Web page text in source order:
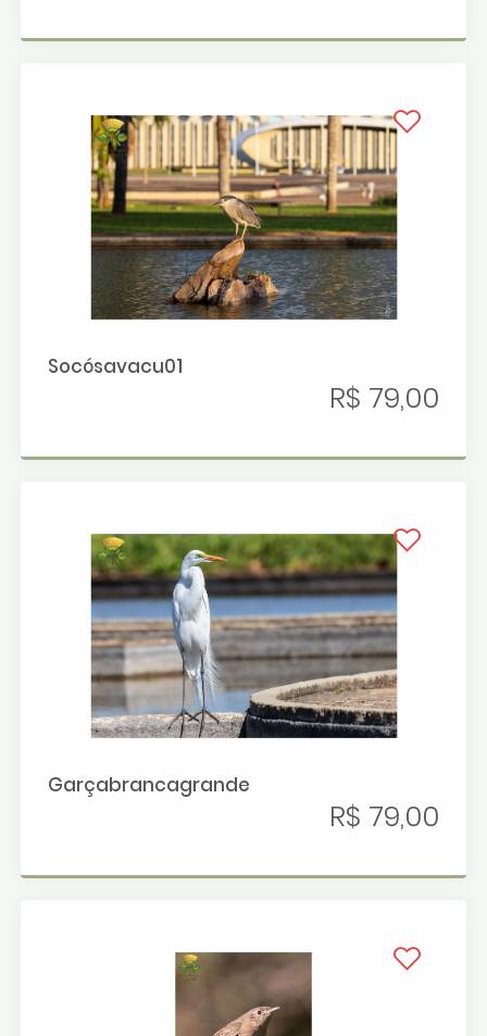
Socósavacu01
R$ 79,00
Garçabrancagrande
R$ 79,00